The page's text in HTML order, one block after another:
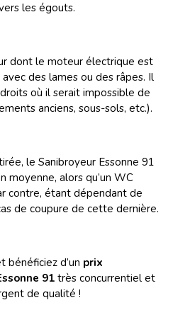
les égouts.
dont le moteur électrique est
des lames ou des râpes. Il
où il serait impossible de
anciens, sous-sols, etc.).
le Sanibroyeur Essonne 91
moyenne, alors qu’un WC
contre, étant dépendant de
de coupure de cette dernière.
d’un prix
91très concurrentiel et
de qualité !